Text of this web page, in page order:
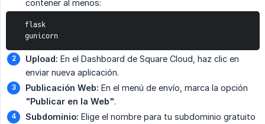
contener al menos:
  flask
  gunicorn
Upload: En el Dashboard de Square Cloud, haz clic en
enviar nueva aplicación.
Publicación Web: En el menú de envío, marca la opción
"Publicar en la Web".
Subdominio: Elige el nombre para tu subdominio gratuito